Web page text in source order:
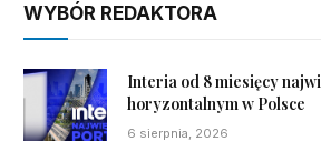
WYBÓR REDAKTORA
Interia od 8 miesięcy
horyzontalnym w Polsce
6 sierpnia, 2026